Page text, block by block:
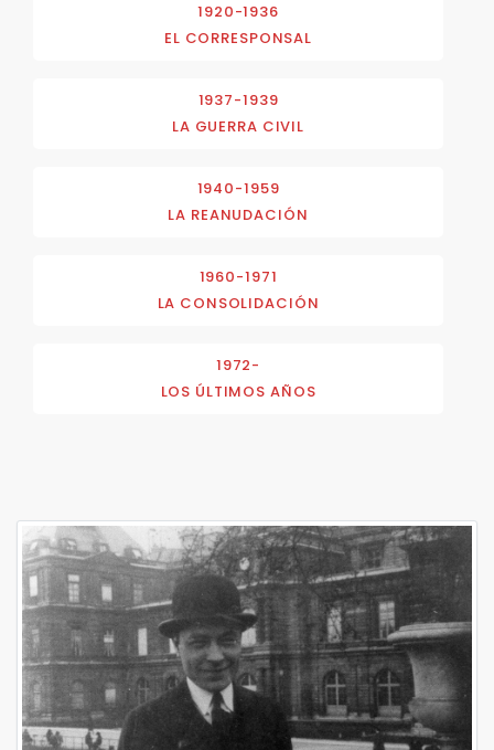
1920-1936
EL CORRESPONSAL
1937-1939
LA GUERRA CIVIL
1940-1959
LA REANUDACIÓN
1960-1971
LA CONSOLIDACIÓN
1972-
LOS ÚLTIMOS AÑOS